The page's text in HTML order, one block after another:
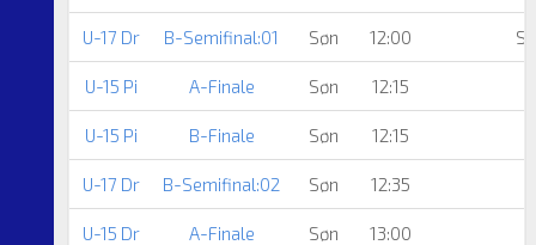
U-17 Dr B-Semifinal:01 Søn 12:00
U-15 Pi A-Finale Søn 12:15
U-15 Pi B-Finale Søn 12:15
U-17 Dr B-Semifinal:02 Søn 12:35
U-15 Dr A-Finale Søn 13:00